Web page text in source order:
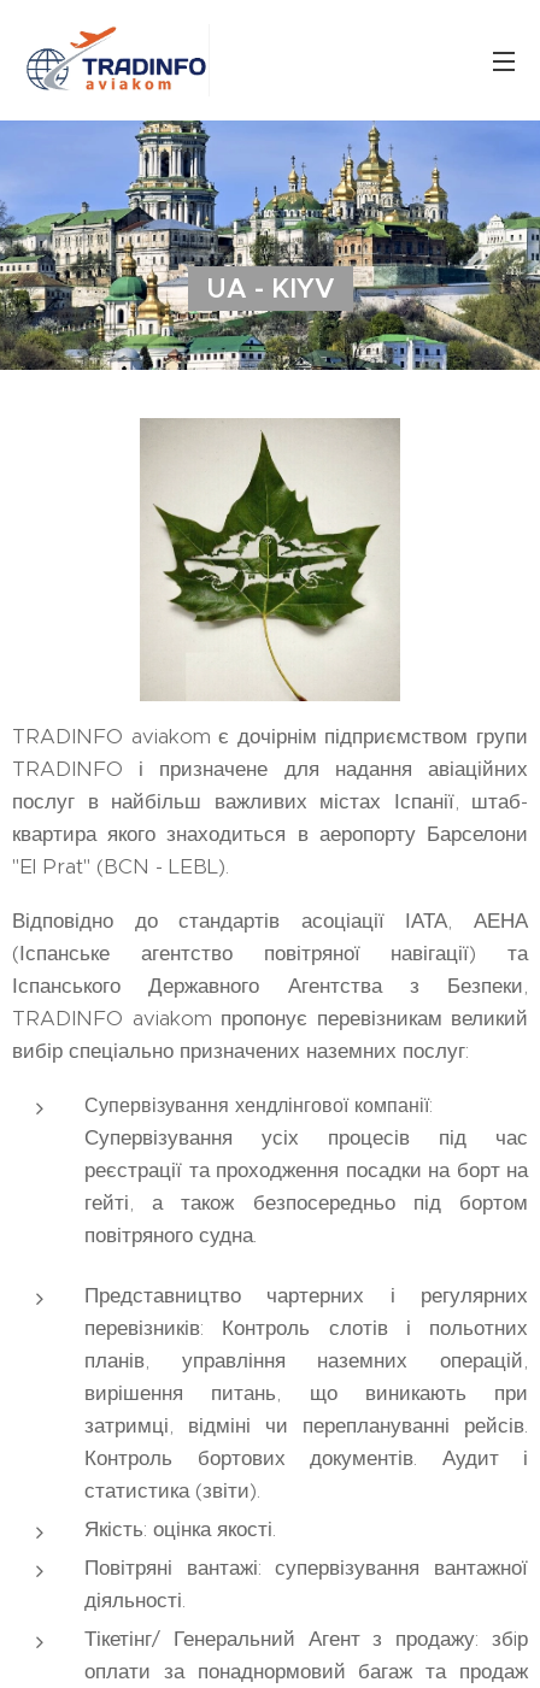
UA - KIYV
TRADINFO aviakom є дочірнім підприємством групи
TRADINFO і призначене для надання авіаційних
послуг в найбільш важливих містах Іспанії, штаб-
квартира якого знаходиться в аеропорту Барселони
"El Prat" (BCN - LEBL).
Відповідно до стандартів асоціації ІАТА, АЕНА
(Іспанське агентство повітряної навігації) та
Іспанського Державного Агентства з Безпеки,
TRADINFO aviakom пропонує перевізникам великий
вибір спеціально призначених наземних послуг:
Супервізування хендлінгової компанії:
Супервізування усіх процесів під час
реєстрації та проходження посадки на борт на
гейті, а також безпосередньо під бортом
повітряного судна.
Представництво чартерних і регулярних
перевізників: Контроль слотів і польотних
планів, управління наземних операцій,
вирішення питань, що виникають при
затримці, відміні чи переплануванні рейсів.
Контроль бортових документів. Аудит і
статистика (звіти).
Якість: оцінка якості.
Повітряні вантажі: супервізування вантажної
діяльності.
Тікетінг/ Генеральний Агент з продажу: збiр
оплати за понаднормовий багаж та продаж